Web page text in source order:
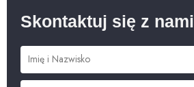
Skontaktuj się z nami